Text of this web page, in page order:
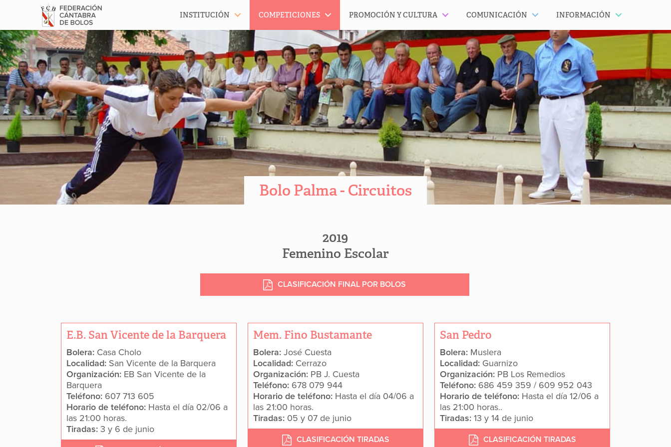
INSTITUCIÓN COMPETICIONES PROMOCIÓN Y CULTURA COMUNICACIÓN INFORMACIÓN
Bolo Palma - Circuitos
2019
Femenino Escolar
CLASIFICACIÓN FINAL POR BOLOS
E.B. San Vicente de la Barquera
Bolera: Casa Cholo
Localidad: San Vicente de la Barquera
Organización: EB San Vicente de la
Barquera
Teléfono: 607 713 605
Horario de teléfono: Hasta el día 02/06 a
las 21:00 horas.
Tiradas: 3 y 6 de junio
Mem. Fino Bustamante
Bolera: José Cuesta
Localidad: Cerrazo
Organización: PB J. Cuesta
Teléfono: 678 079 944
Horario de teléfono: Hasta el día 04/06 a
las 21:00 horas.
Tiradas: 05 y 07 de junio
CLASIFICACIÓN TIRADAS
San Pedro
Bolera: Muslera
Localidad: Guarnizo
Organización: PB Los Remedios
Teléfono: 686 459 359 / 609 952 043
Horario de teléfono: Hasta el día 12/06 a
las 21:00 horas..
Tiradas: 13 y 14 de junio
CLASIFICACIÓN TIRADAS